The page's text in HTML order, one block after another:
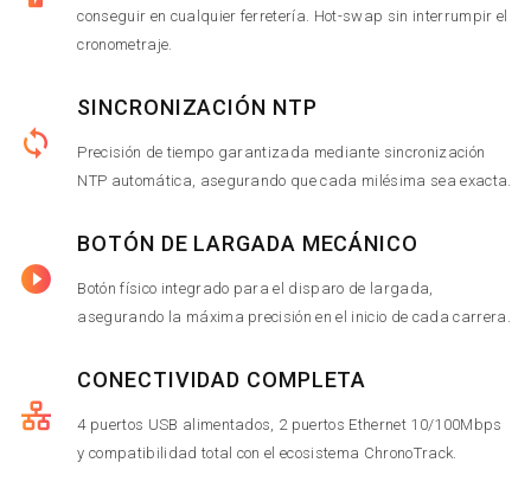
conseguir en cualquier ferretería. Hot-swap sin interrumpir el
cronometraje.
SINCRONIZACIÓN NTP
Precisión de tiempo garantizada mediante sincronización
NTP automática, asegurando que cada milésima sea exacta.
BOTÓN DE LARGADA MECÁNICO
Botón físico integrado para el disparo de largada,
asegurando la máxima precisión en el inicio de cada carrera.
CONECTIVIDAD COMPLETA
4 puertos USB alimentados, 2 puertos Ethernet 10/100Mbps
y compatibilidad total con el ecosistema ChronoTrack.